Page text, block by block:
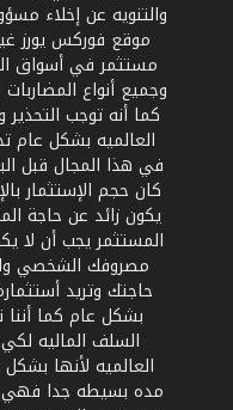
والتنويه عن إخلاء
موقع فوركس يورز
مستثمر في أسواق
وجميع أنواع
كما أنه توجب
العالميه بشكل عام
في هذا المجال قبل
كان حجم الإستثمار
يكون زائد عن حاجة
المستثمر يجب أن لا
مصروفك الشخصي
حاجتك وتريد
بشكل عام كما
السلف الماليه
العالميه لأنها
مده بسيطه جدا فهي